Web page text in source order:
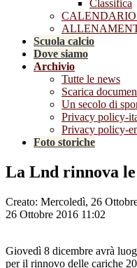
Classifica
Scuola calcio
Dove siamo
Archivio
Tutte le news
Scarica
Un secolo di
Privacy policy-
Privacy policy-
Foto storiche
La Lnd rinnova
Creato: Mercoledì, 26
26 Ottobre 2016 11:02
Giovedì 8 dicembre avrà
per il rinnovo delle cariche